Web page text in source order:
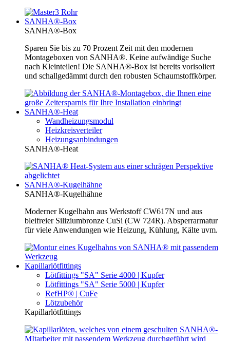
SANHA®-Box
SANHA®-Box
Sparen Sie bis zu 70 Prozent Zeit mit den modernen
Montageboxen von SANHA®. Keine aufwändige Suche
nach Kleinteilen! Die SANHA®-Box ist bereits vorisoliert
und schallgedämmt durch den robusten Schaumstoffkörper.
SANHA®-Heat
Wandheizungsmodul
Heizkreisverteiler
Heizungsanbindungen
SANHA®-Heat
SANHA®-Kugelhähne
SANHA®-Kugelhähne
Moderner Kugelhahn aus Werkstoff CW617N und aus
bleifreier Siliziumbronze CuSi (CW 724R). Absperrarmatur
für viele Anwendungen wie Heizung, Kühlung, Kälte uvm.
Kapillarlötfittings
Lötfittings "SA" Serie 4000 | Kupfer
Lötfittings "SA" Serie 5000 | Kupfer
RefHP® | CuFe
Lötzubehör
Kapillarlötfittings